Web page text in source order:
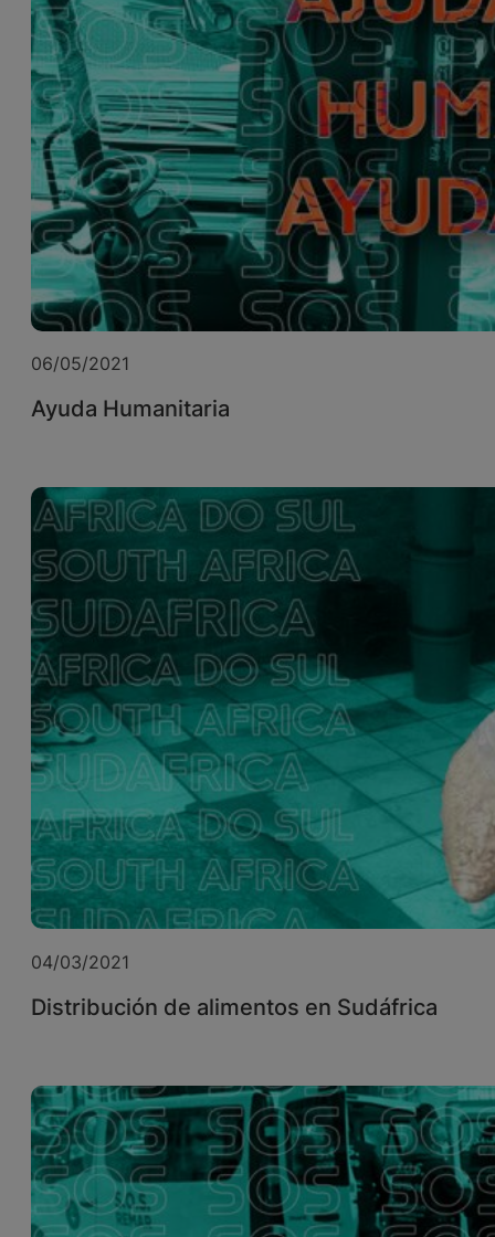
06/05/2021
Ayuda Humanitaria
04/03/2021
Distribución de alimentos en Sudáfrica